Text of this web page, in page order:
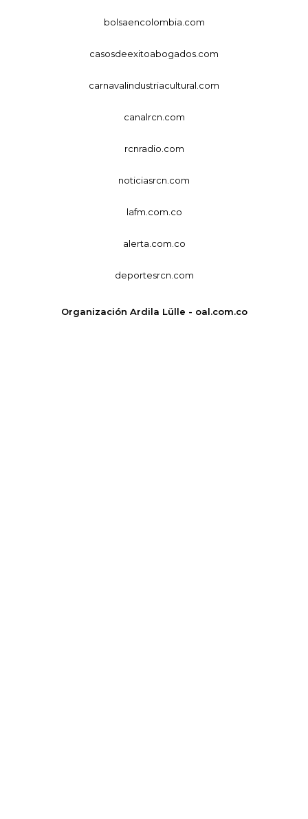
bolsaencolombia.com
casosdeexitoabogados.com
carnavalindustriacultural.com
canalrcn.com
rcnradio.com
noticiasrcn.com
lafm.com.co
alerta.com.co
deportesrcn.com
Organización Ardila Lülle - oal.com.co